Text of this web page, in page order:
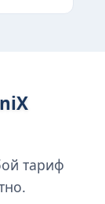
тариф